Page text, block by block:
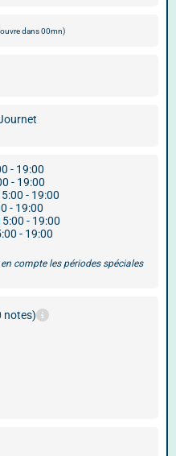
dans 00mn)
- 19:00
- 19:00
- 19:00
- 19:00
- 19:00
- 19:00
compte les périodes spéciales
notes)